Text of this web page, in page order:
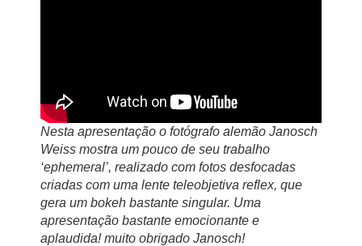
Nesta apresentação o fotógrafo alemão Janosch
Weiss mostra um pouco de seu trabalho
‘ephemeral’, realizado com fotos desfocadas
criadas com uma lente teleobjetiva reflex, que
gera um bokeh bastante singular. Uma
apresentação bastante emocionante e
aplaudida! muito obrigado Janosch!